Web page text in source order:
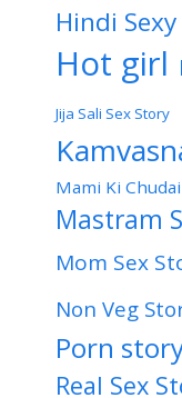
Hindi
Hot girl
Jija Sali Sex Story
Mami Ki
Mastram
Mom Sex
Non Veg
Porn
Real Sex